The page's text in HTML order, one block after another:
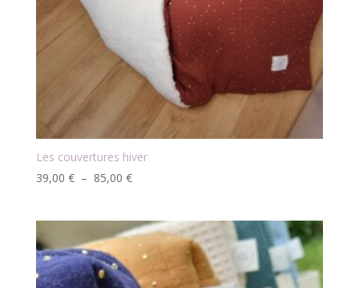
Les couvertures hiver
39,00 € – 85,00 €Plage
39,00 €
85,00 €